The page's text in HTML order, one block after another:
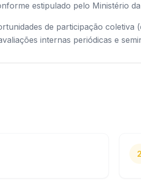
estipulado pelo Ministério
de participação
internas periódicas e
2